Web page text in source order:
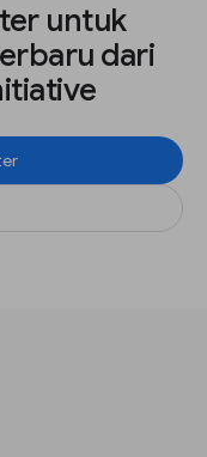
untuk
dari